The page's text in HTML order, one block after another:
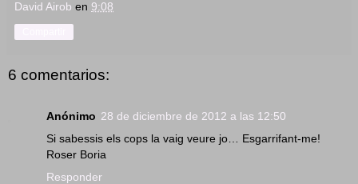
David Airob en 9:08
6 comentarios:
Anónimo 28 de diciembre de 2012 a las 12:50
Si sabessis els cops la vaig veure jo… Esgarrifant-me!
Roser Boria
Responder